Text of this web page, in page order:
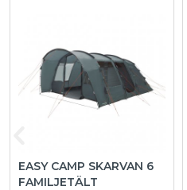
EASY CAMP SKARVAN 6
FAMILJETÄLT